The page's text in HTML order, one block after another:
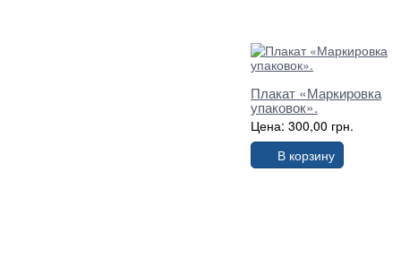
Плакат «Маркировка
упаковок».
Цена: 300,00 грн.
В корзину